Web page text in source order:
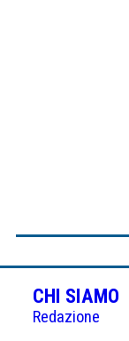
CHI SIAMO
Redazione